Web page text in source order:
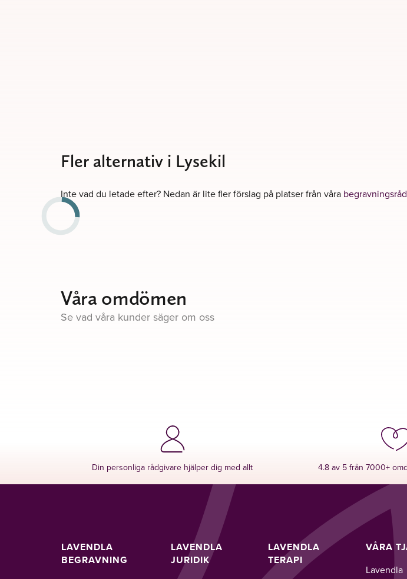
Fler alternativ i Lysekil
Inte vad du letade efter? Nedan är lite fler förslag på platser från våra
Våra omdömen
Se vad våra kunder säger om oss
Din personliga rådgivare hjälper dig med allt 4.8 av 5 från 7000+
LAVENDLA
BEGRAVNING
LAVENDLA
JURIDIK
LAVENDLA
TERAPI
VÅRA
Lavendla